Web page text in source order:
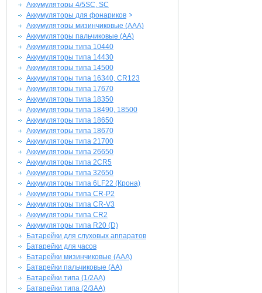
Аккумуляторы 4/5SC, SC
Аккумуляторы для фонариков
Аккумуляторы мизинчиковые (AAA)
Аккумуляторы пальчиковые (AA)
Аккумуляторы типа 10440
Аккумуляторы типа 14430
Аккумуляторы типа 14500
Аккумуляторы типа 16340, CR123
Аккумуляторы типа 17670
Аккумуляторы типа 18350
Аккумуляторы типа 18490, 18500
Аккумуляторы типа 18650
Аккумуляторы типа 18670
Аккумуляторы типа 21700
Аккумуляторы типа 26650
Аккумуляторы типа 2CR5
Аккумуляторы типа 32650
Аккумуляторы типа 6LF22 (Крона)
Аккумуляторы типа CR-P2
Аккумуляторы типа CR-V3
Аккумуляторы типа CR2
Аккумуляторы типа R20 (D)
Батарейки для слуховых аппаратов
Батарейки для часов
Батарейки мизинчиковые (AAA)
Батарейки пальчиковые (AA)
Батарейки типа (1/2AA)
Батарейки типа (2/3AA)